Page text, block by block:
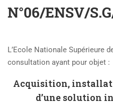
N°06/ENSV/
L’Ecole Nationale Supérieure
consultation ayant pour objet :
Acquisition,
d’une solution